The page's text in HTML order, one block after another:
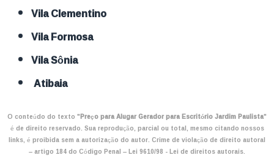
Vila Clementino
Vila Formosa
Vila Sônia
Atibaia
O conteúdo do texto "Preço para Alugar Gerador para Escritório Jardim Paulista"
é de direito reservado. Sua reprodução, parcial ou total, mesmo citando nossos
links, é proibida sem a autorização do autor. Crime de violação de direito autoral
– artigo 184 do Código Penal –Lei 9610/98 - Lei de direitos autorais.